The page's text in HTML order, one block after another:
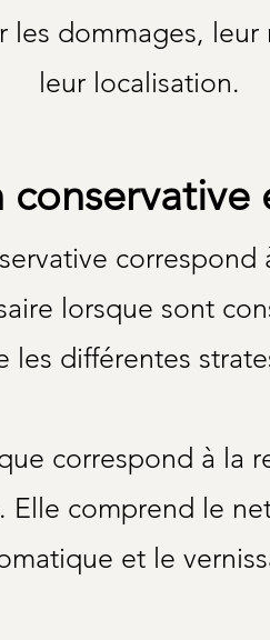
les dommages,
leur localisation.
correspond
lorsque sont
les différentes
correspond à la
Elle comprend le
et le